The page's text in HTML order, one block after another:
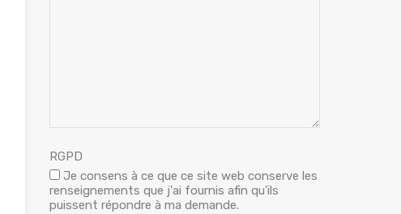
RGPD
Je consens à ce que ce site web conserve les
renseignements que j'ai fournis afin qu'ils
puissent répondre à ma demande.